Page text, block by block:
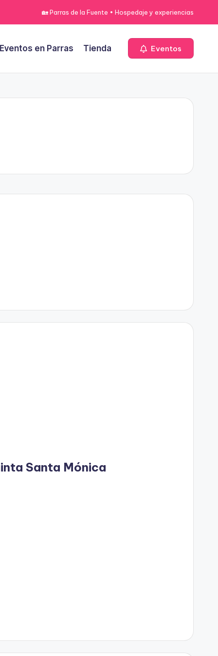
🏡 Parras de la Fuente • Hospedaje y experiencias
Eventos en Parras Tienda Eventos
Santa Mónica